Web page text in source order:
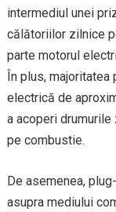
intermediul unei
călătoriilor zilnice
parte motorul
În plus, majoritatea
electrică de
a acoperi
pe combustie.
De asemenea,
asupra mediului